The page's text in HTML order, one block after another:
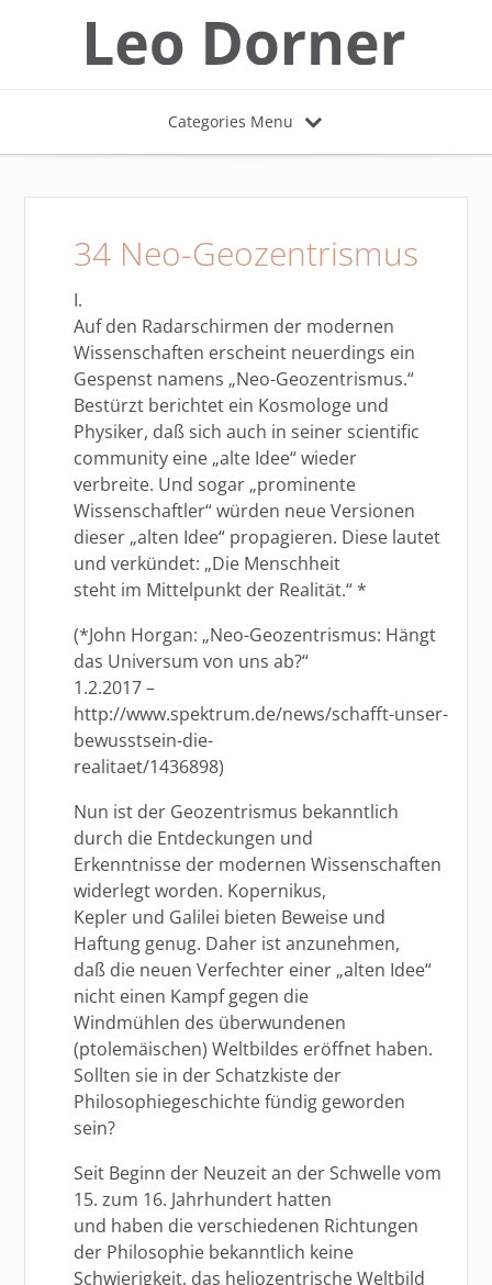
Categories Menu
34 Neo-Geozentrismus
I.
Auf den Radarschirmen der modernen
Wissenschaften erscheint neuerdings ein
Gespenst namens „Neo-Geozentrismus.“
Bestürzt berichtet ein Kosmologe und
Physiker, daß sich auch in seiner scientific
community eine „alte Idee“ wieder
verbreite. Und sogar „prominente
Wissenschaftler“ würden neue Versionen
dieser „alten Idee“ propagieren. Diese lautet
und verkündet: „Die Menschheit
steht im Mittelpunkt der Realität.“ *
(*John Horgan: „Neo-Geozentrismus: Hängt
das Universum von uns ab?“
1.2.2017 –
http://www.spektrum.de/news/schafft-unser-
bewusstsein-die-
realitaet/1436898)
Nun ist der Geozentrismus bekanntlich
durch die Entdeckungen und
Erkenntnisse der modernen Wissenschaften
widerlegt worden. Kopernikus,
Kepler und Galilei bieten Beweise und
Haftung genug. Daher ist anzunehmen,
daß die neuen Verfechter einer „alten Idee“
nicht einen Kampf gegen die
Windmühlen des überwundenen
(ptolemäischen) Weltbildes eröffnet haben.
Sollten sie in der Schatzkiste der
Philosophiegeschichte fündig geworden
sein?
Seit Beginn der Neuzeit an der Schwelle vom
15. zum 16. Jahrhundert hatten
und haben die verschiedenen Richtungen
der Philosophie bekanntlich keine
Schwierigkeit, das heliozentrische Weltbild